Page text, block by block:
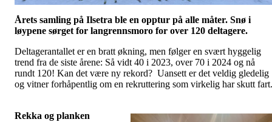
Årets samling på Ilsetra ble en opptur på alle måter. Snø i
løypene sørget for langrennsmoro for over 120 deltagere.
Deltagerantallet er en bratt økning, men følger en svært hyggelig
trend fra de siste årene: Så vidt 40 i 2023, over 70 i 2024 og nå
rundt 120! Kan det være ny rekord? Uansett er det veldig gledelig
og vitner forhåpentlig om en rekruttering som virkelig har skutt fart.
Rekka og planken